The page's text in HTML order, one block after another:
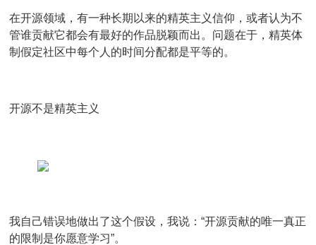
在开源领域，有一种长期以来的精英主义信仰，或者认为不
管谁贡献它都会有最好的作品脱颖而出。问题在于，精英体
制假定社区中每个人的时间分配都是平等的。
开源不是精英主义
我自己错误地做出了这个假设，我说：“开源贡献的唯一真正
的限制是你愿意学习”。